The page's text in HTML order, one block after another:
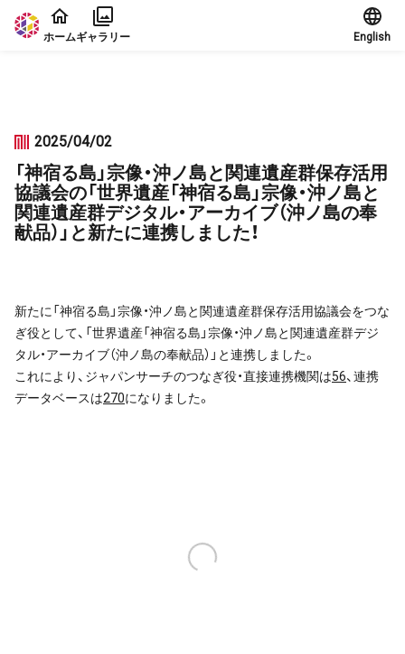
本文に飛ぶ
ホームギャラリー English
2025/04/02
「神宿る島」宗像・沖ノ島と関連遺産群保存活用
協議会の「世界遺産「神宿る島」宗像・沖ノ島と
関連遺産群デジタル・アーカイブ（沖ノ島の奉
献品）」と新たに連携しました！
新たに「神宿る島」宗像・沖ノ島と関連遺産群保存活用協議会をつな
ぎ役として、「世界遺産「神宿る島」宗像・沖ノ島と関連遺産群デジ
タル・アーカイブ（沖ノ島の奉献品）」と連携しました。
これにより、ジャパンサーチのつなぎ役・直接連携機関は56、連携
データベースは270になりました。